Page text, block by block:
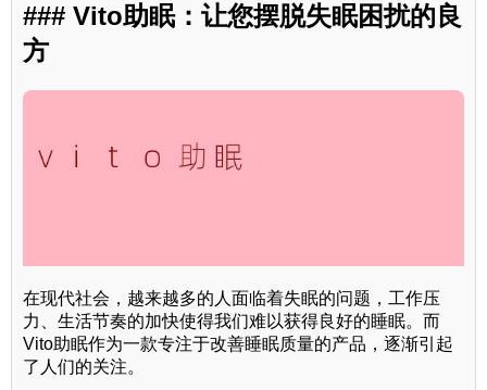
### Vito助眠：让您摆脱失眠困扰的良
方
在现代社会，越来越多的人面临着失眠的问题，工作压
力、生活节奏的加快使得我们难以获得良好的睡眠。而
Vito助眠作为一款专注于改善睡眠质量的产品，逐渐引起
了人们的关注。